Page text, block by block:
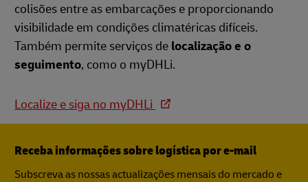
colisões entre as embarcações e proporcionando
visibilidade em condições climatéricas difíceis.
Também permite serviços de localização e o
seguimento, como o myDHLi.
Localize e siga no myDHLi
Receba informações sobre logística por e-mail
Subscreva as nossas actualizações mensais do mercado e